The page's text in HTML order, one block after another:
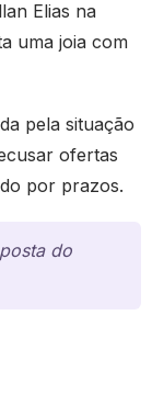
Elias na
uma joia com
pela situação
ofertas
por prazos.
do